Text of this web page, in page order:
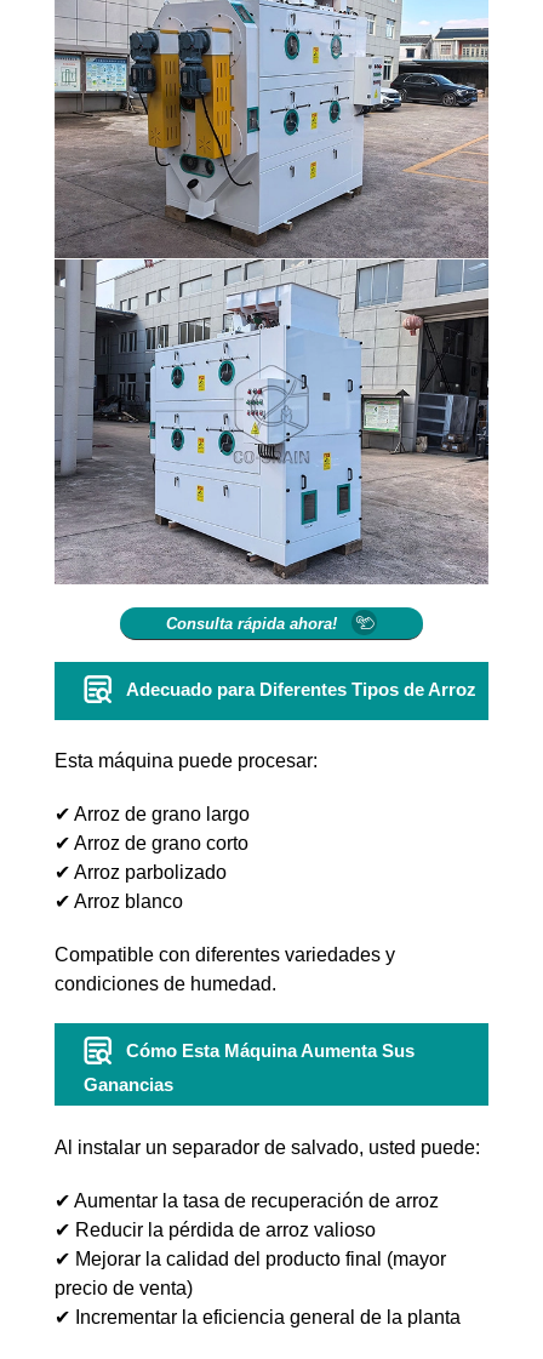
Consulta rápida ahora!
Adecuado para Diferentes Tipos de Arroz
Esta máquina puede procesar:
✔ Arroz de grano largo
✔ Arroz de grano corto
✔ Arroz parbolizado
✔ Arroz blanco
Compatible con diferentes variedades y
condiciones de humedad.
Cómo Esta Máquina Aumenta Sus
Ganancias
Al instalar un separador de salvado, usted puede:
✔ Aumentar la tasa de recuperación de arroz
✔ Reducir la pérdida de arroz valioso
✔ Mejorar la calidad del producto final (mayor
precio de venta)
✔ Incrementar la eficiencia general de la planta